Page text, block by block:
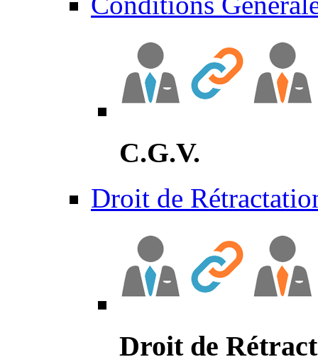
C.G.V.
Droit de
Droit de